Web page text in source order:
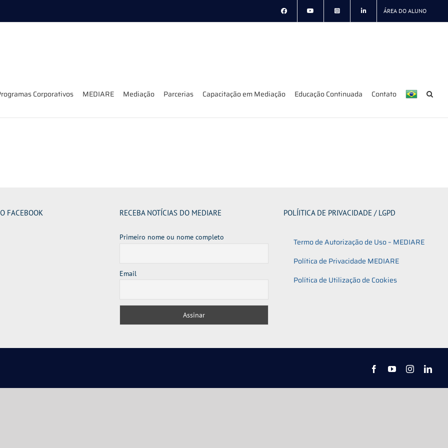
ÁREA DO ALUNO
Corporativos MEDIARE Mediação Parcerias Capacitação em Mediação Educação Continuada Contato
FACEBOOK RECEBA NOTÍCIAS DO MEDIARE
Primeiro nome ou nome completo
Email
POLÍITICA DE PRIVACIDADE / LGPD
Termo de Autorização de Uso – MEDIARE
Política de Privacidade MEDIARE
Política de Utilização de Cookies
FacebookYouTubeInstagram